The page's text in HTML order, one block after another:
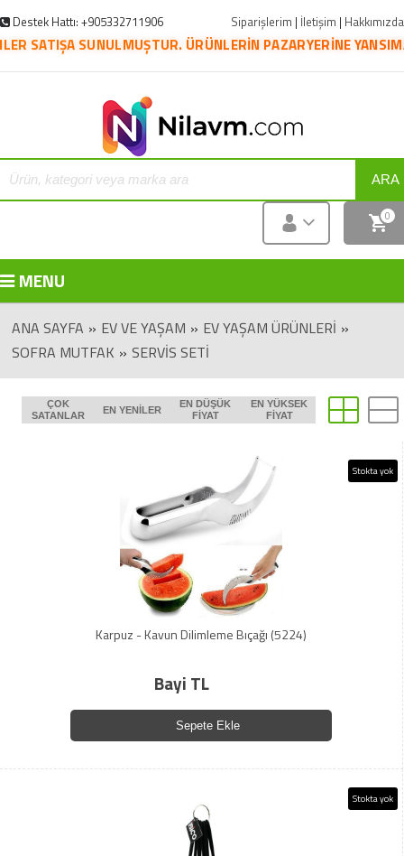
Destek Hattı: +905332711906 Siparişlerim | İletişim | Hakkımızda
SUNULMUŞTUR. ÜRÜNLERİN PAZARYERİNE
ARA
0
MENU
ANA SAYFA » EV VE YAŞAM » EV YAŞAM ÜRÜNLERI »
SOFRA MUTFAK » SERVIS SETI
ÇOK
SATANLAR
EN YENILER
EN DÜŞÜK
FIYAT
EN YÜKSEK
FIYAT
Stokta yok
Karpuz - Kavun Dilimleme Bıçağı (5224)
Bayi TL
Sepete Ekle
Stokta yok